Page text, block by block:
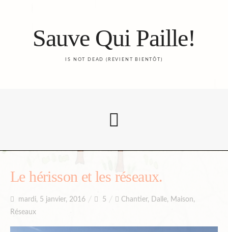
Sauve Qui Paille!
IS NOT DEAD (REVIENT BIENTÔT)
Accueil
Le Blog
Le hérisson et les réseaux.
mardi, 5 janvier, 2016 5 Chantier, Dalle, Maison,
Réseaux